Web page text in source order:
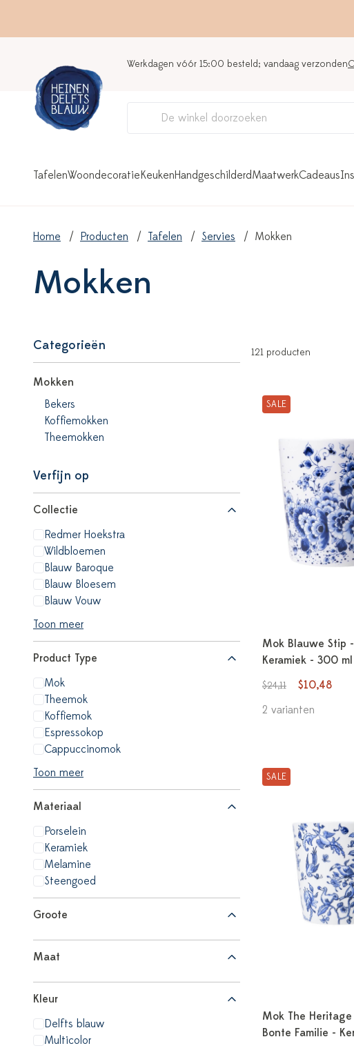
Werkdagen vóór 15:00 besteld; vandaag verzonden
TafelenWoondecoratieKeukenHandgeschilderdMaatwerkCadeaus
Home Producten Tafelen Servies Mokken
Mokken
Categorieën
Mokken
Bekers
Koffiemokken
Theemokken
Verfijn op
Collectie
Redmer Hoekstra
Wildbloemen
Blauw Baroque
Blauw Bloesem
Blauw Vouw
Toon meer
Product Type
Mok
Theemok
Koffiemok
Espressokop
Cappuccinomok
Toon meer
Materiaal
Porselein
Keramiek
Melamine
Steengoed
Groote
Maat
Kleur
Delfts blauw
Multicolor
121 producten
SALE
Mok Blauwe Stip
Keramiek - 300 ml
$24,11
$10,48
2 varianten
SALE
Mok The
Bonte Familie -